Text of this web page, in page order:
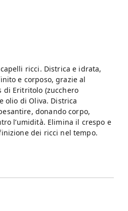
ricci. Districa e idrata,
e corposo, grazie al
di Eritritolo (zucchero
olio di Oliva. Districa
donando corpo,
l’umidità. Elimina il crespo e
dei ricci nel tempo.